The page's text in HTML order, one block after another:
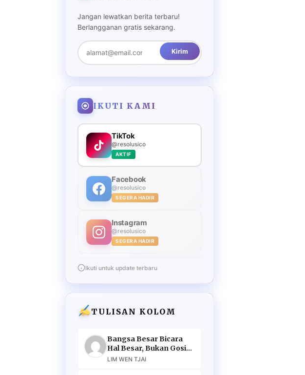
Jangan lewatkan berita terbaru!
Berlangganan gratis sekarang.
Kirim
IKUTI KAMI
TikTok
@resolusico
AKTIF
Facebook
@resolusico
SEGERA HADIR
Instagram
@resolusico
SEGERA HADIR
Ikuti untuk update terbaru
TULISAN KOLOM
Bangsa Besar Bicara
Hal Besar, Bukan Gosip
Murahan
LIM WEN TJAI